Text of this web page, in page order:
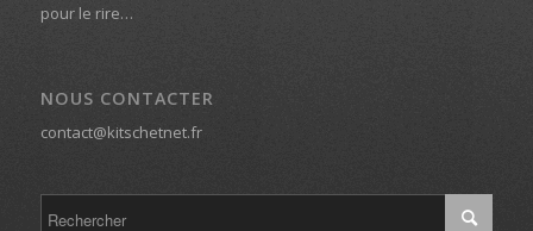
pour le rire…
NOUS CONTACTER
contact@kitschetnet.fr